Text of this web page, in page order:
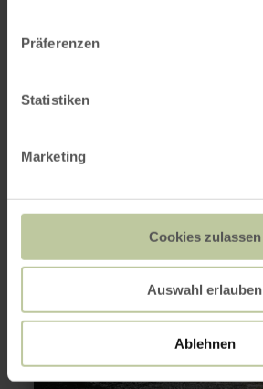
Präferenzen
Statistiken
Marketing
Cookies zulassen
Auswahl erlauben
Ablehnen
Heute geöffnet
erfahren
Pejo-